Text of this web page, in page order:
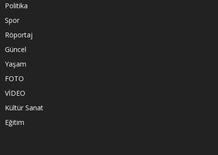
Politika
Spor
Röportaj
Güncel
Yaşam
FOTO
VİDEO
Kültür Sanat
Eğitim